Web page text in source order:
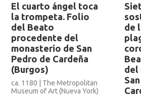
El cuarto ángel toca
la trompeta. Folio
del Beato
procedente del
monasterio de San
Pedro de Cardeña
(Burgos)
ca. 1180 | The Metropolitan
Museum of Art (Nueva York)
de
del